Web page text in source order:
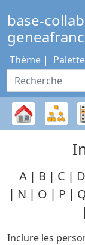
base-
Recherche
Thème Palette
généalogique
A B C D
N
O P
Inclure les